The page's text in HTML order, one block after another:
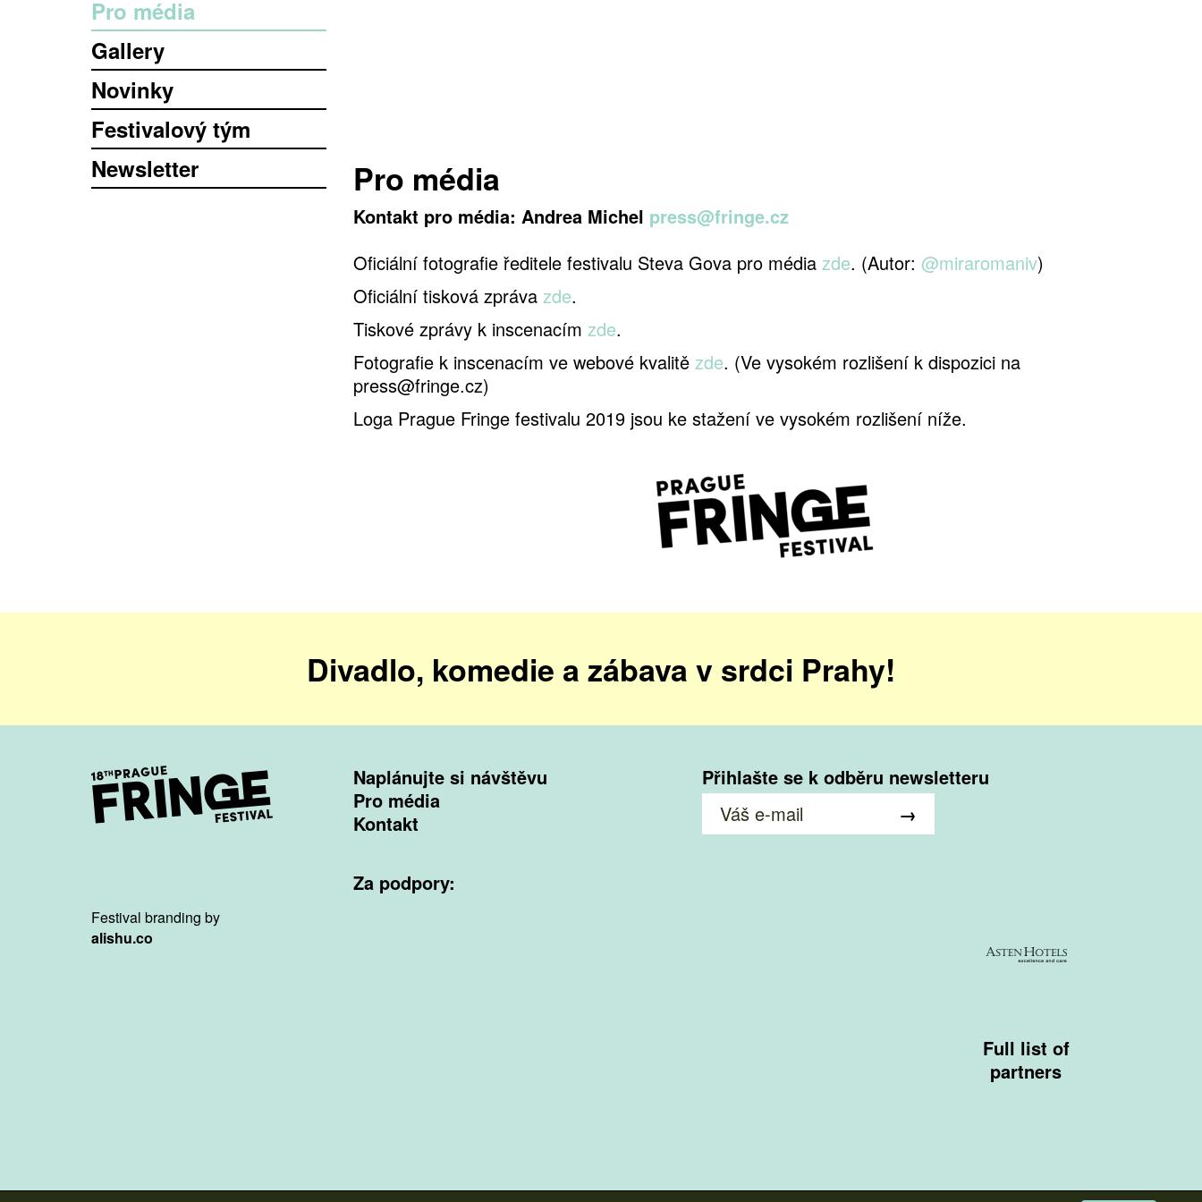
Pro média
Gallery
Novinky
Festivalový tým
Newsletter
Pro média
Kontakt pro média: Andrea Michel press@fringe.cz
Oficiální fotografie ředitele festivalu Steva Gova pro média zde. (Autor: @miraromaniv)
Oficiální tisková zpráva zde.
Tiskové zprávy k inscenacím zde.
Fotografie k inscenacím ve webové kvalitě zde. (Ve vysokém rozlišení k dispozici na
press@fringe.cz)
Loga Prague Fringe festivalu 2019 jsou ke stažení ve vysokém rozlišení níže.
Divadlo, komedie a zábava v srdci Prahy!
Naplánujte si návštěvu
Pro média
Kontakt
Přihlašte se k odběru newsletteru
Festival branding by
alishu.co
Za podpory:
Full list of
partners